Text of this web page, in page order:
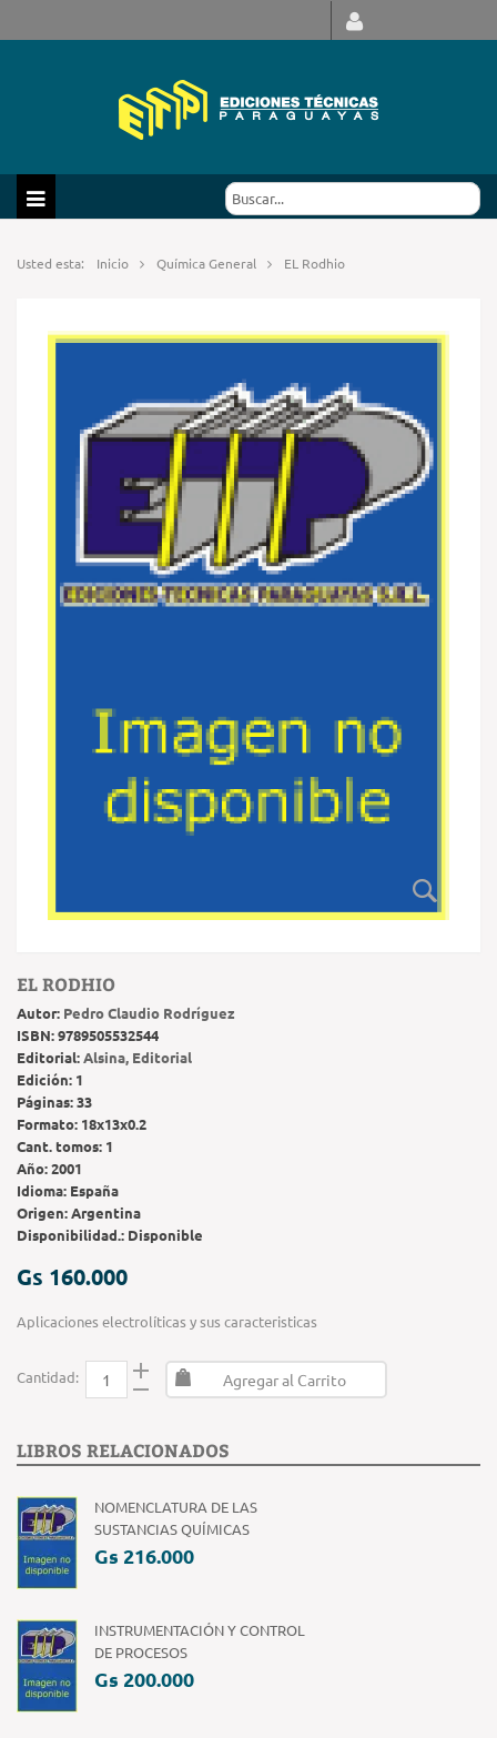
Usted esta: Inicio Química General EL Rodhio
EL RODHIO
Autor: Pedro Claudio Rodríguez
ISBN:9789505532544
Editorial:Alsina, Editorial
Edición: 1
Páginas:33
Formato: 18x13x0.2
Cant. tomos: 1
Año:2001
Idioma: España
Origen:Argentina
Disponibilidad.: Disponible
Gs 160.000
Aplicaciones electrolíticas y sus caracteristicas
Cantidad: Agregar al Carrito
LIBROS RELACIONADOS
NOMENCLATURA DE LAS
SUSTANCIAS QUÍMICAS
Gs 216.000
INSTRUMENTACIÓN Y CONTROL
DE PROCESOS
Gs 200.000